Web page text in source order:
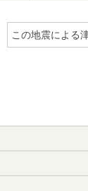
この地震による